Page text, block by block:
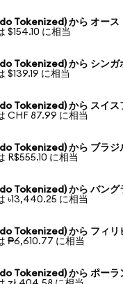
Tokenized) から オース
$154.10 に相当
Tokenized) から シンガ
$139.19 に相当
Tokenized) から スイス
CHF 87.99 に相当
Tokenized) から ブラジ
R$555.10 に相当
Tokenized) から バング
৳13,440.25 に相当
Tokenized) から フィリ
₱6,610.77 に相当
Tokenized) から ポーラ